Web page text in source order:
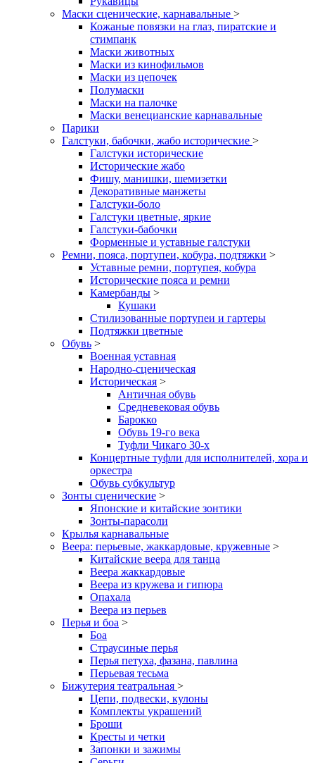
Маски сценические, карнавальные >
Кожаные повязки на глаз, пиратские и
стимпанк
Маски животных
Маски из кинофильмов
Маски из цепочек
Полумаски
Маски на палочке
Маски венецианские карнавальные
Парики
Галстуки, бабочки, жабо исторические >
Галстуки исторические
Исторические жабо
Фишу, манишки, шемизетки
Декоративные манжеты
Галстуки-боло
Галстуки цветные, яркие
Галстуки-бабочки
Форменные и уставные галстуки
Ремни, пояса, портупеи, кобура, подтяжки >
Уставные ремни, портупея, кобура
Исторические пояса и ремни
Камербанды >
Кушаки
Стилизованные портупеи и гартеры
Подтяжки цветные
Обувь >
Военная уставная
Народно-сценическая
Историческая >
Античная обувь
Средневековая обувь
Барокко
Обувь 19-го века
Туфли Чикаго 30-х
Концертные туфли для исполнителей, хора и
оркестра
Обувь субкультур
Зонты сценические >
Японские и китайские зонтики
Зонты-парасоли
Крылья карнавальные
Веера: перьевые, жаккардовые, кружевные >
Китайские веера для танца
Веера жаккардовые
Веера из кружева и гипюра
Опахала
Веера из перьев
Перья и боа >
Боа
Страусиные перья
Перья петуха, фазана, павлина
Перьевая тесьма
Бижутерия театральная >
Цепи, подвески, кулоны
Комплекты украшений
Броши
Кресты и четки
Запонки и зажимы